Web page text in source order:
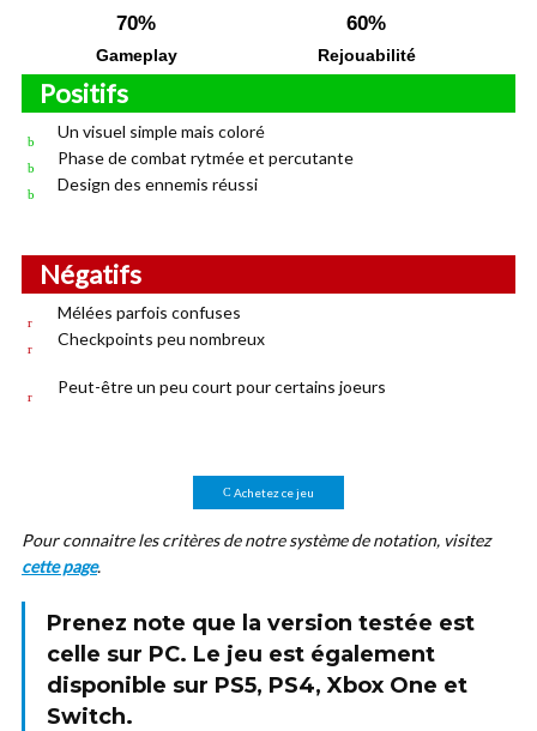
70%
Gameplay
60%
Rejouabilité
Positifs
Un visuel simple mais coloré
Phase de combat rytmée et percutante
Design des ennemis réussi
Négatifs
Mélées parfois confuses
Checkpoints peu nombreux
Peut-être un peu court pour certains joeurs
Achetez ce jeu
Pour connaitre les critères de notre système de notation, visitez
cette page.
Prenez note que la version testée est
celle sur PC. Le jeu est également
disponible sur PS5, PS4, Xbox One et
Switch.